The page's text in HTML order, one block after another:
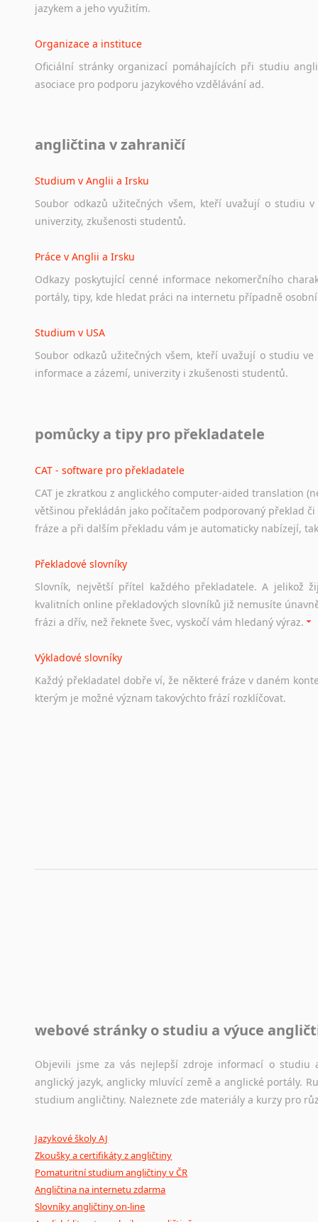
jazykem a jeho využitím.
Organizace a instituce
Oficiální stránky organizací pomáhajících při studiu
asociace pro podporu jazykového vzdělávání ad.
Ať už se jedná o česká diskusní
angličtina v zahraničí
Studium v Anglii a Irsku
Soubor odkazů užitečných všem, kteří uvažují o studiu v
univerzity, zkušenosti studentů.
Práce v Anglii a Irsku
Odkazy poskytující cenné informace nekomerčního
portály, tipy, kde hledat práci na internetu případně osobní
Studium v USA
Soubor odkazů užitečných všem, kteří uvažují o studiu ve
informace a zázemí, univerzity i zkušenosti studentů.
Odkazy poskytující cenné informace nekomerčního
Studium v Austrálii
Soubor odkazů užitečných všem, kteří uvažují o studiu v
a zázemí, australské univerzity a samozřejmě i osobní
Práce v Austrálii
Odkazy poskytující cenné informace nekomerčního
hledat práci na internetu případně osobní zkušenosti
Hledáte-li
práci
stejná obecná pravidla, jako pro český životopis. Tak dost
pomůcky a tipy pro překladatele
CAT - software pro překladatele
CAT je zkratkou z anglického computer-aided translation
většinou překládán jako počítačem podporovaný překlad
fráze a při dalším překladu vám je automaticky nabízejí,
Překladové slovníky
Slovník, největší přítel každého překladatele. A jelikož
kvalitních online překladových slovníků již nemusíte
frázi a dřív, než řeknete švec, vyskočí vám hledaný výraz.
Výkladové slovníky
Každý překladatel dobře ví, že některé fráze v daném
kterým je možné význam takovýchto frází rozklíčovat.
Jazykový korpus je elektronický soubor autentických
původního zdroje textu.
Ostatní pomůcky pro překladatele
poradny a pravidla
webové stránky o studiu a výuce
Objevili jsme za vás nejlepší zdroje informací o studiu
anglický jazyk, anglicky mluvící země a anglické portály.
studium angličtiny. Naleznete zde materiály a kurzy pro
Jazykové školy AJ
Zkoušky a certifikáty z angličtiny
Pomaturitní studium angličtiny v ČR
Angličtina na internetu zdarma
Slovníky angličtiny on-line